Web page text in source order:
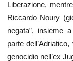
Liberazione,
Riccardo Noury
negata”, insieme
parte
genocidio nell’ex